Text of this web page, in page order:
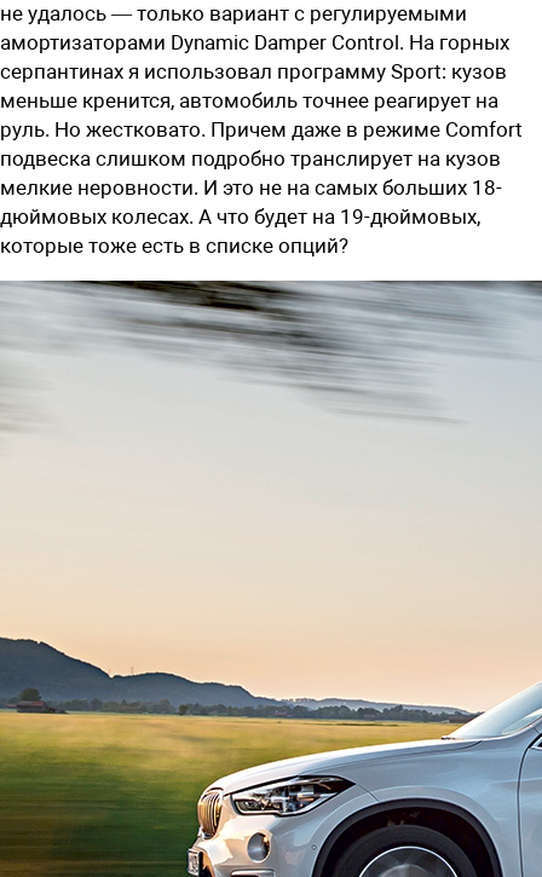
не удалось — только вариант с регулируемыми
амортизаторами Dynamic Damper Control. На горных
серпантинах я использовал программу Sport: кузов
меньше кренится, автомобиль точнее реагирует на
руль. Но жестковато. Причем даже в режиме Comfort
подвеска слишком подробно транслирует на кузов
мелкие неровности. И это не на самых больших 18-
дюймовых колесах. А что будет на 19-дюймовых,
которые тоже есть в списке опций?